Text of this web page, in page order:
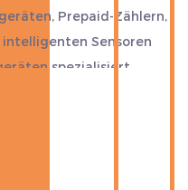
Prepaid-Zählern,
Sensoren
spezialisiert.
günstig in der Mitte
in der Nähe des
bequem und spart
Qualität als unser